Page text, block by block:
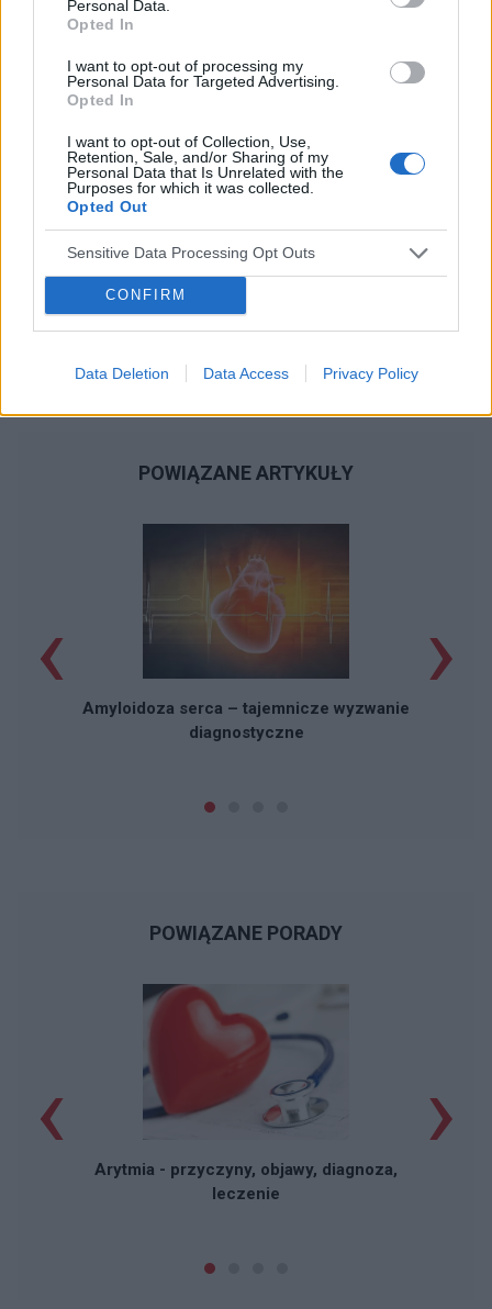
Personal Data.
Opted In
I want to opt-out of processing my
Personal Data for Targeted Advertising.
Opted In
I want to opt-out of Collection, Use,
Retention, Sale, and/or Sharing of my
Personal Data that Is Unrelated with the
Purposes for which it was collected.
Opted Out
Sensitive Data Processing Opt Outs
CONFIRM
Data Deletion Data Access Privacy Policy
POWIĄZANE ARTYKUŁY
Amyloidoza serca – tajemnicze wyzwanie
diagnostyczne
‹ ›
POWIĄZANE PORADY
Arytmia - przyczyny, objawy, diagnoza,
leczenie
‹ ›